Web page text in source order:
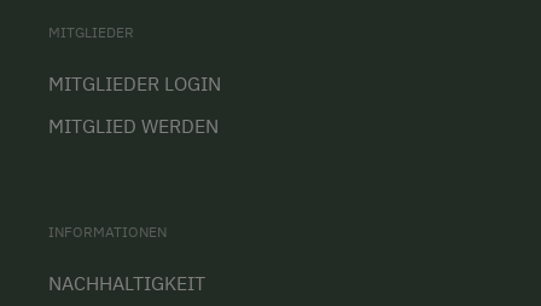
MITGLIEDER
MITGLIEDER LOGIN
MITGLIED WERDEN
INFORMATIONEN
NACHHALTIGKEIT